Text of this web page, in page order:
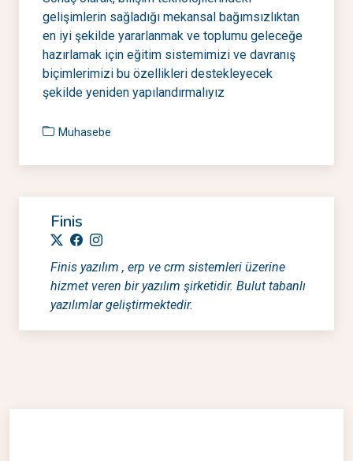
gelişimlerin sağladığı mekansal bağımsızlıktan
en iyi şekilde yararlanmak ve toplumu geleceğe
hazırlamak için eğitim sistemimizi ve davranış
biçimlerimizi bu özellikleri destekleyecek
şekilde yeniden yapılandırmalıyız
Muhasebe
Finis
Finis yazılım , erp ve crm sistemleri üzerine
hizmet veren bir yazılım şirketidir. Bulut tabanlı
yazılımlar geliştirmektedir.